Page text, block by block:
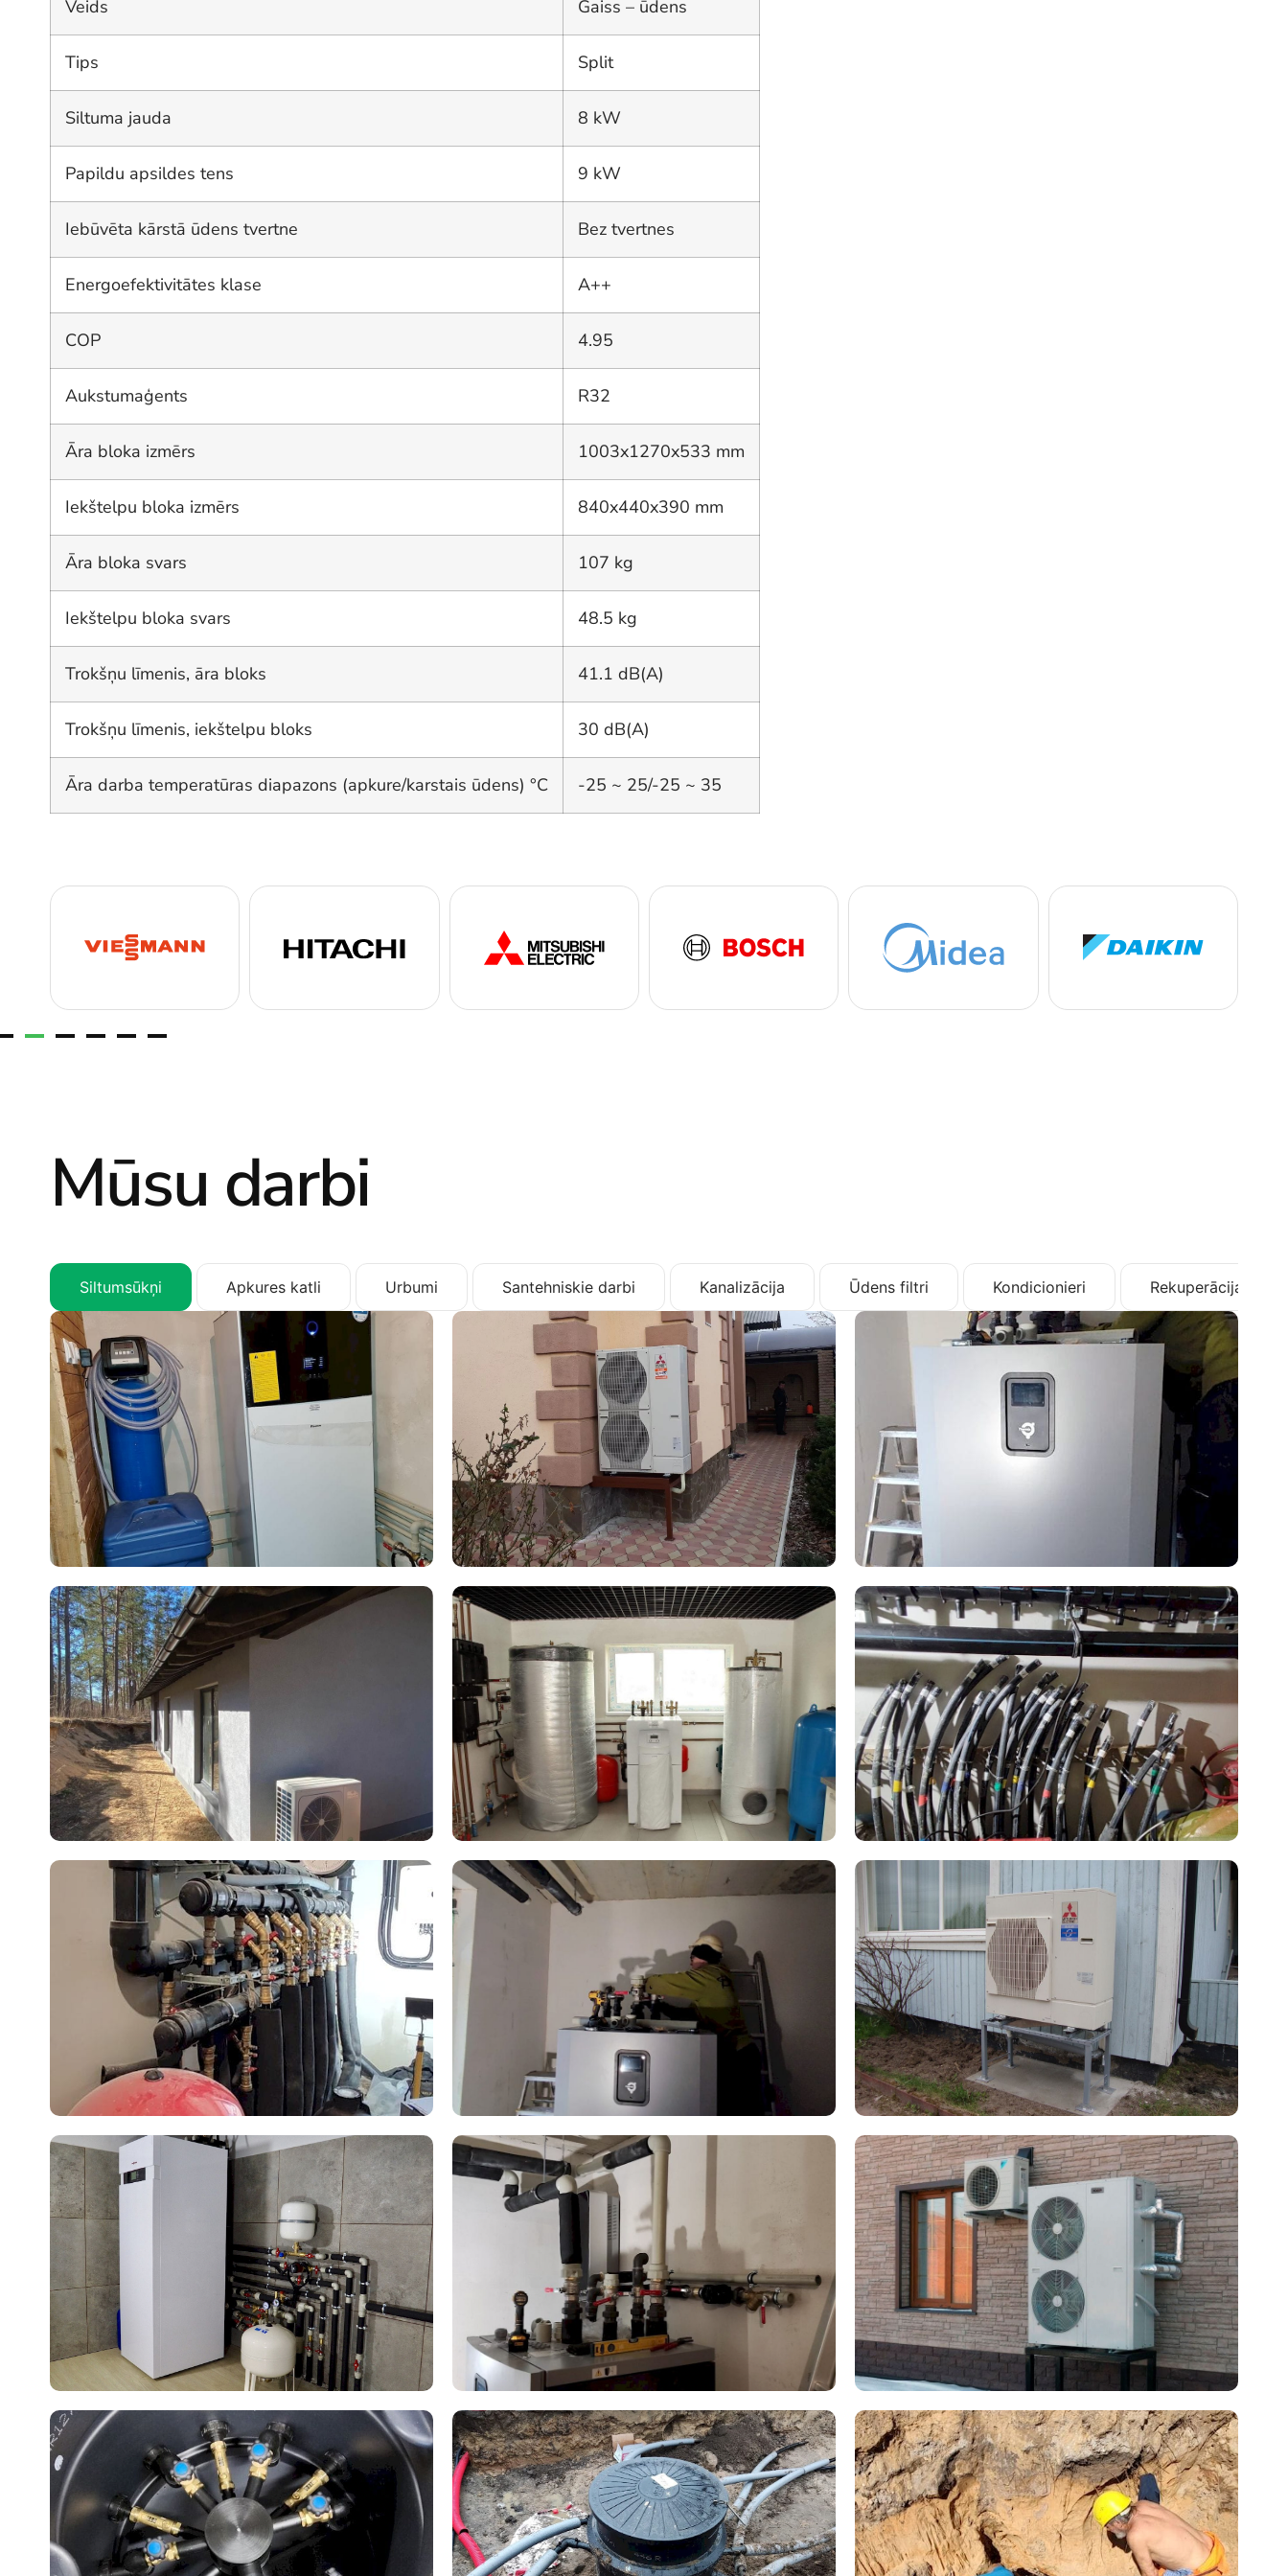
Veids Gaiss – ūdens
Tips Split
Siltuma jauda 8 kW
Papildu apsildes tens 9 kW
Iebūvēta kārstā ūdens tvertne Bez tvertnes
Energoefektivitātes klase A++
COP 4.95
Aukstumaģents R32
Āra bloka izmērs 1003x1270x533 mm
Iekštelpu bloka izmērs 840x440x390 mm
Āra bloka svars 107 kg
Iekštelpu bloka svars 48.5 kg
Trokšņu līmenis, āra bloks 41.1 dB(A)
Trokšņu līmenis, iekštelpu bloks 30 dB(A)
Āra darba temperatūras diapazons (apkure/karstais ūdens) °C -25 ~ 25/-25 ~ 35
Mūsu darbi
Siltumsūkņi Apkures katli Urbumi Santehniskie darbi Kanalizācija Ūdens filtri Kondicionieri Rekuperācija